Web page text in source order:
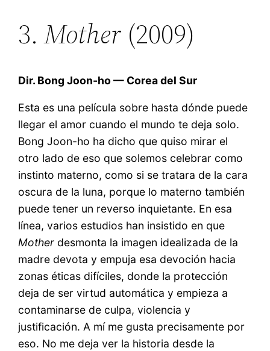
3.Mother (2009)
Dir. Bong Joon-ho — Corea del Sur
Esta es una película sobre hasta dónde puede
llegar el amor cuando el mundo te deja solo.
Bong Joon-ho ha dicho que quiso mirar el
otro lado de eso que solemos celebrar como
instinto materno, como si se tratara de la cara
oscura de la luna, porque lo materno también
puede tener un reverso inquietante. En esa
línea, varios estudios han insistido en que
Mother desmonta la imagen idealizada de la
madre devota y empuja esa devoción hacia
zonas éticas difíciles, donde la protección
deja de ser virtud automática y empieza a
contaminarse de culpa, violencia y
justificación. A mí me gusta precisamente por
eso. No me deja ver la historia desde la